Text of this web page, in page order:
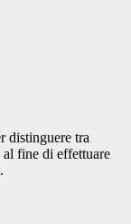
distinguere tra
fine di effettuare